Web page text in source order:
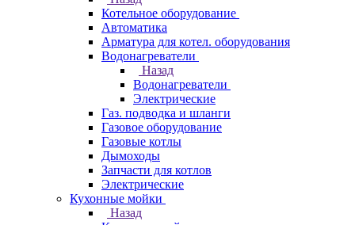
Котельное оборудование
Автоматика
Арматура для котел. оборудования
Водонагреватели
Назад
Водонагреватели
Электрические
Газ. подводка и шланги
Газовое оборудование
Газовые котлы
Дымоходы
Запчасти для котлов
Электрические
Кухонные мойки
Назад